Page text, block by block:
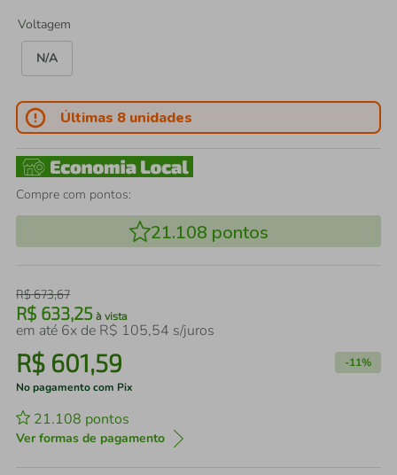
Voltagem
N/A
Últimas 8 unidades
Compre com pontos:
21.108 pontos
R$673,67
R$ 633,25 à vista
em até 6x de R$ 105,54 s/juros
R$ 601,59 -11%
No pagamento com Pix
21.108 pontos
Ver formas de pagamento